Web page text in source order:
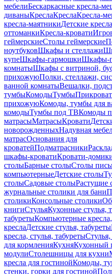
мебелиБескаркасные кресла-
диваныКреслаКреслаКресла-
кресла-маятникиДетские
оттоманкиКресла-кровати
геймерскиеСтолы геймерские
ноутбуковШкафы и стеллажи
купеШкафы-гармошкиШкафы-
комнатыШкафы с витриной,
прихожуюПолки, стеллажи,
ванной комнатыВешалки,
тумбыКомодыТумбы
прихожуюКомоды, тумбы для
комодыТумбы под ТВКомоды
матрасыМатрасыКровати
новорожденныхНадувная
матрасОснования для
кроватейПодматрасники
шкафы-кроватиКровати-
столыБарные столыСтолы
компьютерныеДетские столы
столыСадовые столыРастущие
журнальные столики для бани
столикиКонсольные столики
книгиСтульяКухонные стулья,
табуретыКомпьютерные кресла,
креслаДетские стулья, табуреты
кресла, стулья, табуреты
для кормленияКухняКухонный
модулиСтолешницы для кухни
кресла для гостинойКомоды,
стенки, горки для гостиной